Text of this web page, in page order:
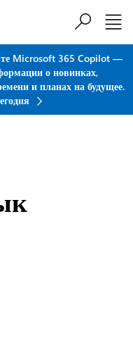
Microsoft 365 Copilot —
о новинках,
и планах на будущее.